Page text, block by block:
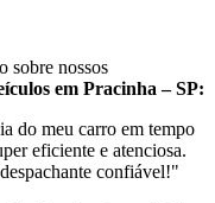
sobre nossos
em Pracinha – SP:
do meu carro em tempo
eficiente e atenciosa.
confiável!"